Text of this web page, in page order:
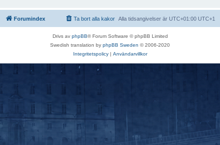
Forumindex Alla tidsangivelser är UTC+01:00 UTC+1
Ta bort alla kakor
Drivs av phpBB® Forum Software © phpBB Limited
Swedish translation by phpBB Sweden © 2006-2020
Integritetspolicy| Användarvillkor